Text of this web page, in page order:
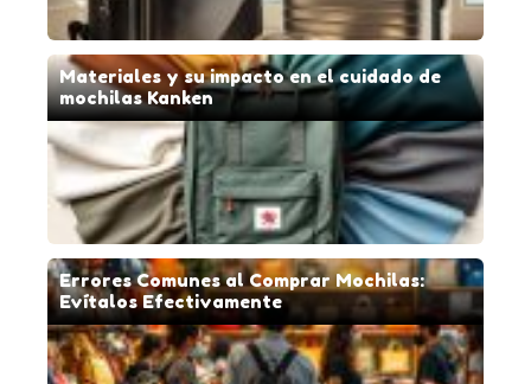
Materiales y su impacto en el cuidado de
mochilas Kanken
Errores Comunes al Comprar Mochilas:
Evítalos Efectivamente